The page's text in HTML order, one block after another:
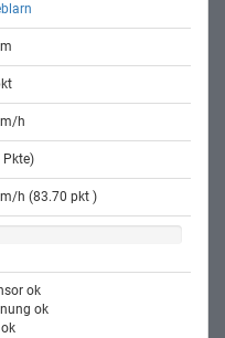
h
Pkte)
h (83.70 pkt )
ok
ok